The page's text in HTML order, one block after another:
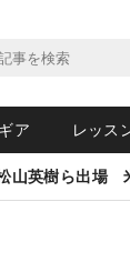
ギア レッス
山英樹ら出場